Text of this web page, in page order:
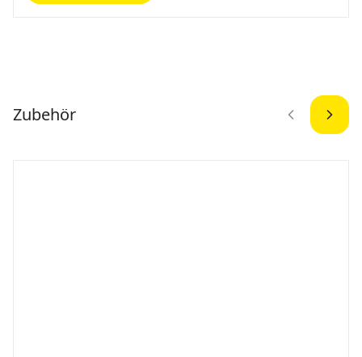
Zubehör